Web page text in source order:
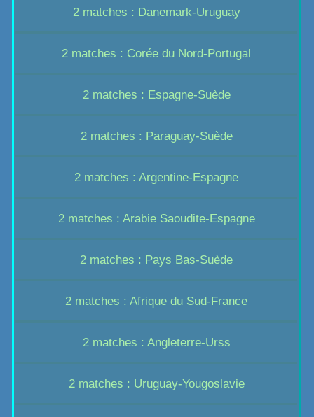
2 matches : Danemark-Uruguay
2 matches : Corée du Nord-Portugal
2 matches : Espagne-Suède
2 matches : Paraguay-Suède
2 matches : Argentine-Espagne
2 matches : Arabie Saoudite-Espagne
2 matches : Pays Bas-Suède
2 matches : Afrique du Sud-France
2 matches : Angleterre-Urss
2 matches : Uruguay-Yougoslavie